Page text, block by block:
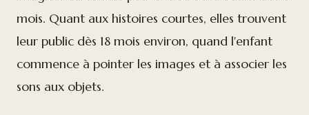
mois. Quant aux histoires courtes, elles trouvent
leur public dès 18 mois environ, quand l'enfant
commence à pointer les images et à associer les
sons aux objets.